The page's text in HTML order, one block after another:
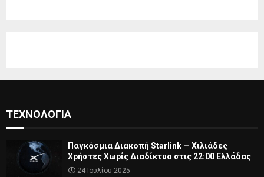
ΤΕΧΝΟΛΟΓΊΑ
Παγκόσμια Διακοπή Starlink — Χιλιάδες
Χρήστες Χωρίς Διαδίκτυο στις 22:00 Ελλάδας
24 Ιουλίου 2025